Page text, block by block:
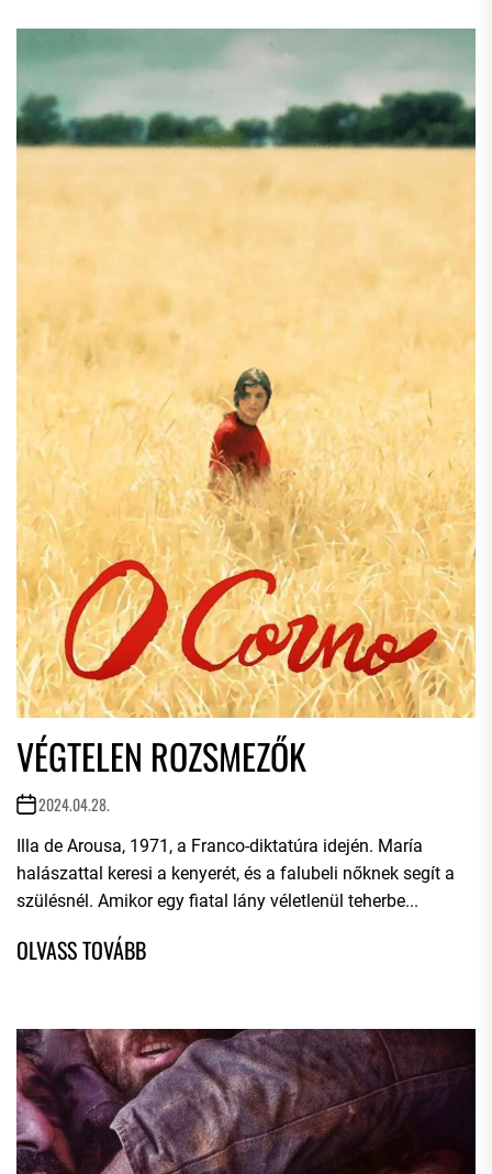
VÉGTELEN ROZSMEZŐK
2024.04.28.
Illa de Arousa, 1971, a Franco-diktatúra idején. María
halászattal keresi a kenyerét, és a falubeli nőknek segít a
szülésnél. Amikor egy fiatal lány véletlenül teherbe...